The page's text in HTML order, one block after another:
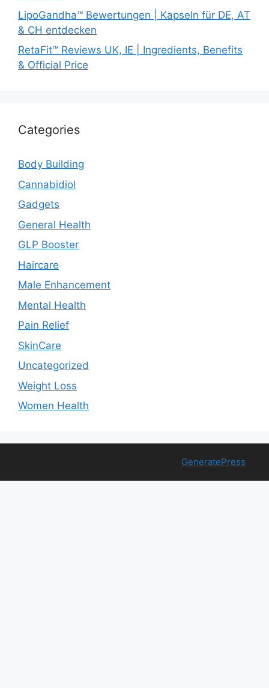
LipoGandha™ Bewertungen | Kapseln für DE, AT
& CH entdecken
RetaFit™ Reviews UK, IE | Ingredients, Benefits
& Official Price
Categories
Body Building
Cannabidiol
Gadgets
General Health
GLP Booster
Haircare
Male Enhancement
Mental Health
Pain Relief
SkinCare
Uncategorized
Weight Loss
Women Health
GeneratePress